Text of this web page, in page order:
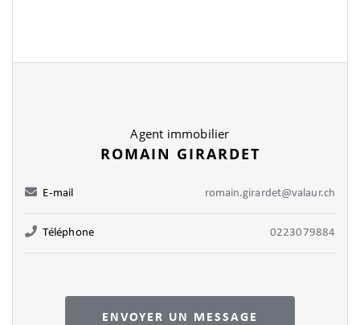
Agent immobilier
ROMAIN GIRARDET
E-mail romain.girardet@valaur.ch
Téléphone 0223079884
ENVOYER UN MESSAGE